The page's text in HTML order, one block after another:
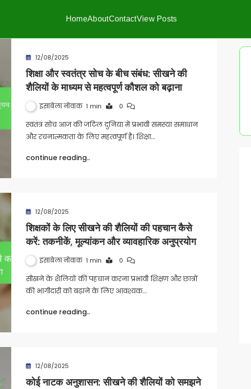
HomeAboutContactView Posts
12/08/2025
शिक्षा और स्वतंत्र सोच के बीच संबंध: सीखने की
शैलियों के माध्यम से महत्वपूर्ण कौशल को बढ़ाना
इसाबेला नोवाक 1 min 0
स्वतंत्र सोच आज की जटिल दुनिया में प्रभावी समस्या समाधान
और रचनात्मकता के लिए महत्वपूर्ण है। शिक्षा…
continue reading..
12/08/2025
शिक्षकों के लिए सीखने की शैलियों की पहचान कैसे
करें: तकनीकें, मूल्यांकन और व्यावहारिक अनुप्रयोग
इसाबेला नोवाक 1 min 0
सीखने के शैलियों की पहचान करना प्रभावी शिक्षण और छात्रों
की भागीदारी को बढ़ाने के लिए आवश्यक…
continue reading..
12/08/2025
कोई नाटक अनुशासन: सीखने की शैलियों को समझने